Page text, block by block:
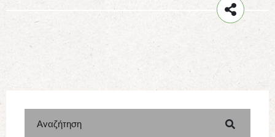
Αναζήτηση